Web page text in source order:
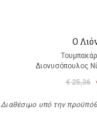
Ο
Διονυσόπουλος
€ 25,36
Διαθέσιμο υπό την